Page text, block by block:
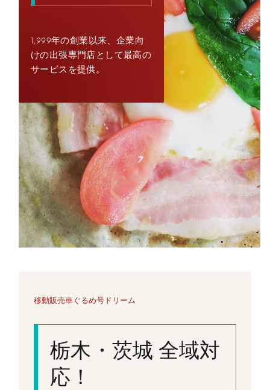
1,999年の創業以来、企業向
けの出張専門店として最高の
サービスを提供。
移動販売車ぐるめ号ドリーム
栃木・茨城 全域対
応！